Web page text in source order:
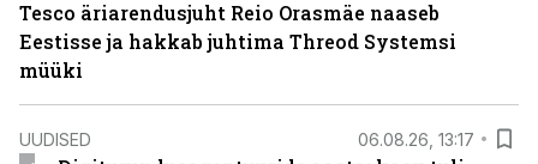
Tesco äriarendusjuht Reio Orasmäe naaseb
Eestisse ja hakkab juhtima Threod Systemsi
müüki
UUDISED 06.08.26, 13:17